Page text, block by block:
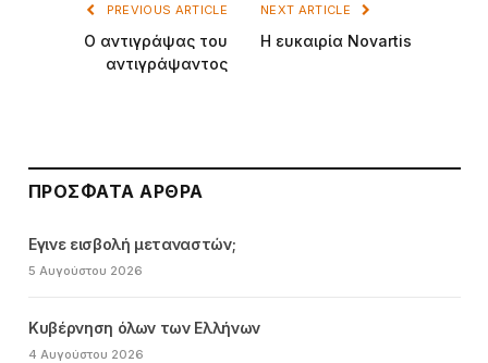
PREVIOUS ARTICLE
Ο αντιγράψας του
αντιγράψαντος
NEXT ARTICLE
Η ευκαιρία Novartis
ΠΡΌΣΦΑΤΑ ΆΡΘΡΑ
Εγινε εισβολή μεταναστών;
5 Αυγούστου 2026
Κυβέρνηση όλων των Ελλήνων
4 Αυγούστου 2026